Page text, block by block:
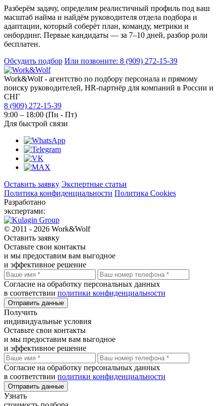
Разберём задачу, определим реалистичный профиль под ваш
масштаб найма и найдём руководителя отдела подбора и
адаптации, который соберёт план, команду, метрики и
онбординг. Первые кандидаты — за 7–10 дней, разбор роли
бесплатен.
Обсудить подбор Или позвоните: 8 (909) 272-15-39
Work&Wolf - агентство по подбору персонала и прямому
поиску руководителей, HR-партнёр для компаний в России и
СНГ
8 (909) 272-15-39
9:00 – 18:00 (Пн - Пт)
Для быстрой связи
Оставить заявку Экспертные статьи
Политика конфиденциальности Политика Cookies
Разработано
экспертами:
© 2011 - 2026 Work&Wolf
Оставить заявку
Оставьте свои контакты
и мы предоставим вам выгодное
и эффективное решение
Согласие на обработку персональных данных
в соответствии политики конфиденциальности
Отправить данные
Получить
индивидуальные условия
Оставьте свои контакты
и мы предоставим вам выгодное
и эффективное решение
Согласие на обработку персональных данных
в соответствии политики конфиденциальности
Отправить данные
Узнать